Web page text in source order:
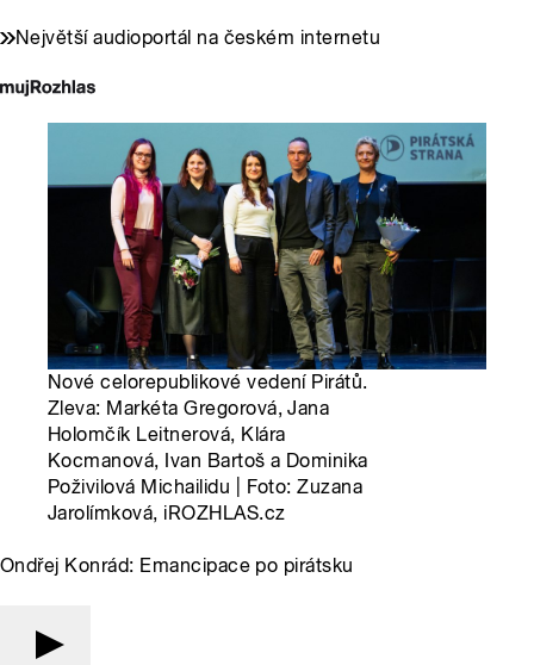
Největší audioportál na českém internetu
Nové celorepublikové vedení Pirátů.
Zleva: Markéta Gregorová, Jana
Holomčík Leitnerová, Klára
Kocmanová, Ivan Bartoš a Dominika
Poživilová Michailidu | Foto: Zuzana
Jarolímková, iROZHLAS.cz
Ondřej Konrád: Emancipace po pirátsku